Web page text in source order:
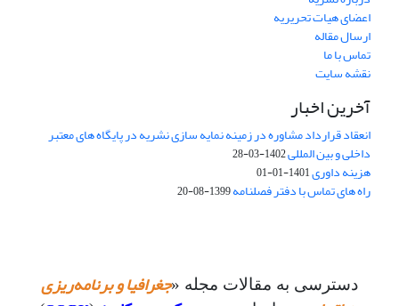
اعضای هیات تحریریه
ارسال مقاله
تماس با ما
نقشه سایت
آخرین اخبار
انعقاد قرارداد مشاوره در زمینه نمایه سازی نشریه در پایگاه های معتبر
داخلی و بین المللی1402-03-28
هزینه داوری1401-01-01
راه های تماس با دفتر فصلنامه1399-08-20
دسترسی به مقالات مجله «جغرافیا و برنامه‌ریزی